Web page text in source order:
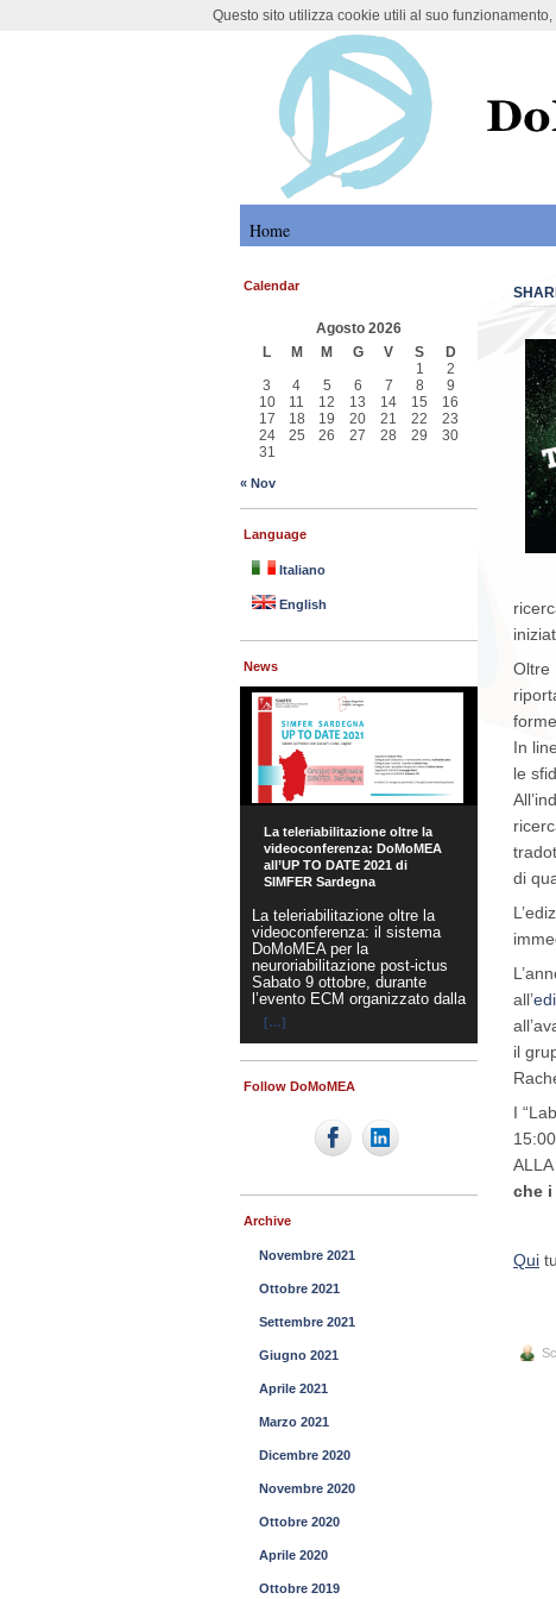
DoMoMEA
Home
Oltre
In
le
di
all’
il
I
che
Qui
Calendar
Agosto 2026
L
M M G V S
D
1
2
3
4 5 6 7 8
9
10
11 12 13 14 15
16
17
18 19 20 21 22
23
24
25 26 27 28 29
30
31
« Nov
Language
Italiano
English
News
La teleriabilitazione oltre la
videoconferenza: DoMoMEA
all’UP TO DATE 2021 di
SIMFER Sardegna
La teleriabilitazione oltre la
videoconferenza: il sistema
DoMoMEA per la
neuroriabilitazione post-ictus
Sabato 9 ottobre, durante
l’evento ECM organizzato dalla
[…]
Follow DoMoMEA
Archive
Novembre 2021
Ottobre 2021
Settembre 2021
Giugno 2021
Aprile 2021
Marzo 2021
Dicembre 2020
Novembre 2020
Ottobre 2020
Aprile 2020
Ottobre 2019
Questo sito utilizza cookie utili al suo